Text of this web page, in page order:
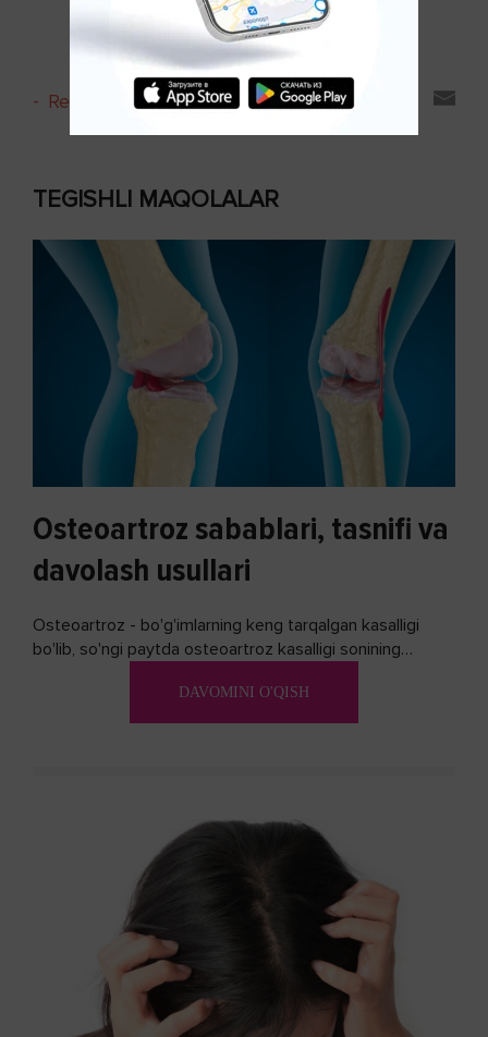
- Reyting va sharhlar
TEGISHLI MAQOLALAR
Osteoartroz sabablari, tasnifi va
davolash usullari
Osteoartroz - bo'g'imlarning keng tarqalgan kasalligi
bo'lib, so'ngi paytda osteoartroz kasalligi sonining
DAVOMINI O'QISH